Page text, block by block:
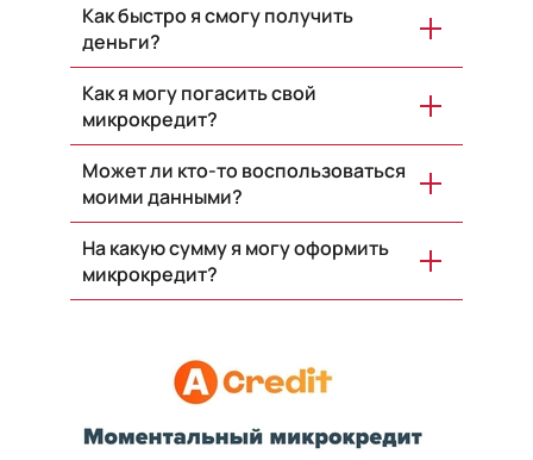
Как быстро я смогу получить
деньги?
Как я могу погасить свой
микрокредит?
Может ли кто-то воспользоваться
моими данными?
На какую сумму я могу оформить
микрокредит?